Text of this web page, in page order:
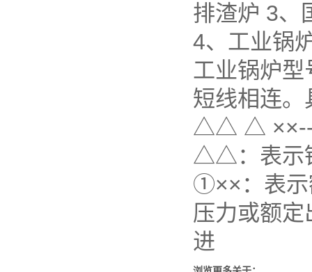
排渣炉 3、
4、工业锅
工业锅炉
短线相连。
△△ △
△△：表示
①××：表示
压力或额
进